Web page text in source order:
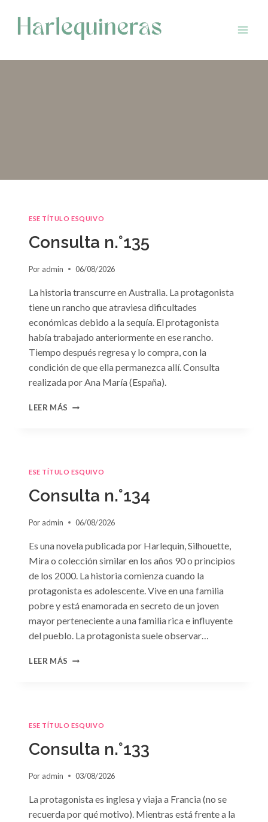
contenido
ESE TÍTULO ESQUIVO
Consulta n.°135
Por admin 06/08/2026
La historia transcurre en Australia. La protagonista
tiene un rancho que atraviesa dificultades
económicas debido a la sequía. El protagonista
había trabajado anteriormente en ese rancho.
Tiempo después regresa y lo compra, con la
condición de que ella permanezca allí. Consulta
realizada por Ana María (España).
LEER MÁS CONSULTA
ESE TÍTULO ESQUIVO
Consulta n.°134
Por admin 06/08/2026
Es una novela publicada por Harlequin, Silhouette,
Mira o colección similar en los años 90 o principios
de los 2000. La historia comienza cuando la
protagonista es adolescente. Vive en una familia
pobre y está enamorada en secreto de un joven
mayor perteneciente a una familia rica e influyente
del pueblo. La protagonista suele observar…
LEER MÁS CONSULTA
ESE TÍTULO ESQUIVO
Consulta n.°133
Por admin 03/08/2026
La protagonista es inglesa y viaja a Francia (no se
recuerda por qué motivo). Mientras está frente a la